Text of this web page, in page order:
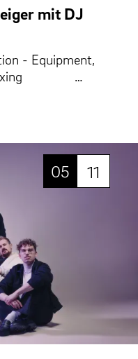
mit DJ
- Equipment,
Mixing …
05 11